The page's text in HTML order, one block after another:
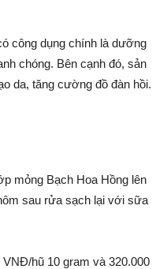
công dụng chính là dưỡng
chóng. Bên cạnh đó, sản
da, tăng cường đồ đàn hồi.
mỏng Bạch Hoa Hồng lên
sau rửa sạch lại với sữa
VNĐ/hũ 10 gram và 320.000